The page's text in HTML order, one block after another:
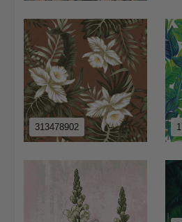
313478902